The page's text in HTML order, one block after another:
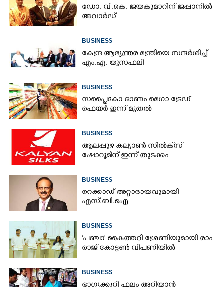
ഡോ. വി.കെ. ജയകുമാറിന് ജപ്പാനിൽ
അവാർഡ്
BUSINESS
കേന്ദ്ര ആഭ്യന്ത്രര മന്ത്രിയെ സന്ദർശിച്ച്
എം.എ. യൂസഫലി
BUSINESS
സപ്ലൈകോ ഓണം മെഗാ ട്രേഡ്
ഫെയർ ഇന്ന് മുതൽ
BUSINESS
ആലപ്പുഴ കല്യാൺ സിൽക്‌സ്
ഷോറൂമിന് ഇന്ന് തുടക്കം
BUSINESS
റെക്കാഡ് അറ്റാദായവുമായി
എസ്.ബി.ഐ
BUSINESS
'​പ​ഞ്ചാ​'​ ​കൈ​ത്ത​റി​ ​ശ്രേ​ണി​യു​മാ​യി​ ​രാം​
രാ​ജ് ​കോ​ട്ടൺ വിപണിയിൽ
BUSINESS